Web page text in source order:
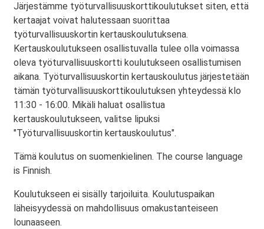
Järjestämme työturvallisuuskorttikoulutukset siten, että
kertaajat voivat halutessaan suorittaa
työturvallisuuskortin kertauskoulutuksena.
Kertauskoulutukseen osallistuvalla tulee olla voimassa
oleva työturvallisuuskortti koulutukseen osallistumisen
aikana. Työturvallisuuskortin kertauskoulutus järjestetään
tämän työturvallisuuskorttikoulutuksen yhteydessä klo
11:30 - 16:00. Mikäli haluat osallistua
kertauskoulutukseen, valitse lipuksi
"Työturvallisuuskortin kertauskoulutus".
Tämä koulutus on suomenkielinen. The course language
is Finnish.
Koulutukseen ei sisälly tarjoiluita. Koulutuspaikan
läheisyydessä on mahdollisuus omakustanteiseen
lounaaseen.